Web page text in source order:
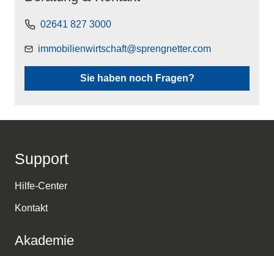
02641 827 3000
immobilienwirtschaft@sprengnetter.com
Sie haben noch Fragen?
Support
Hilfe-Center
Kontakt
Akademie